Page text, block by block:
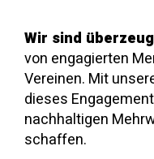
Wir sind
von engagierten
Vereinen. Mit
dieses
nachhaltigen
schaffen.